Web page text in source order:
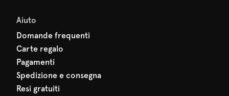
Aiuto
Domande frequenti
Carte regalo
Pagamenti
Spedizione e consegna
Resi gratuiti